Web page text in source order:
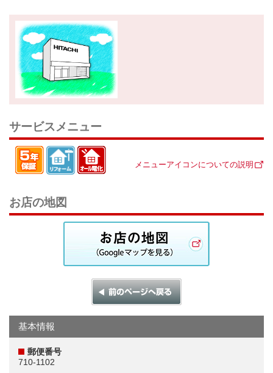
サービスメニュー
メニューアイコンについての説明
お店の地図
基本情報
郵便番号
710-1102